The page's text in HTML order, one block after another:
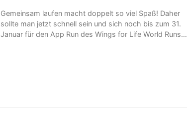
Gemeinsam laufen macht doppelt so viel Spaß! Daher
sollte man jetzt schnell sein und sich noch bis zum 31.
Januar für den App Run des Wings for Life World Runs…